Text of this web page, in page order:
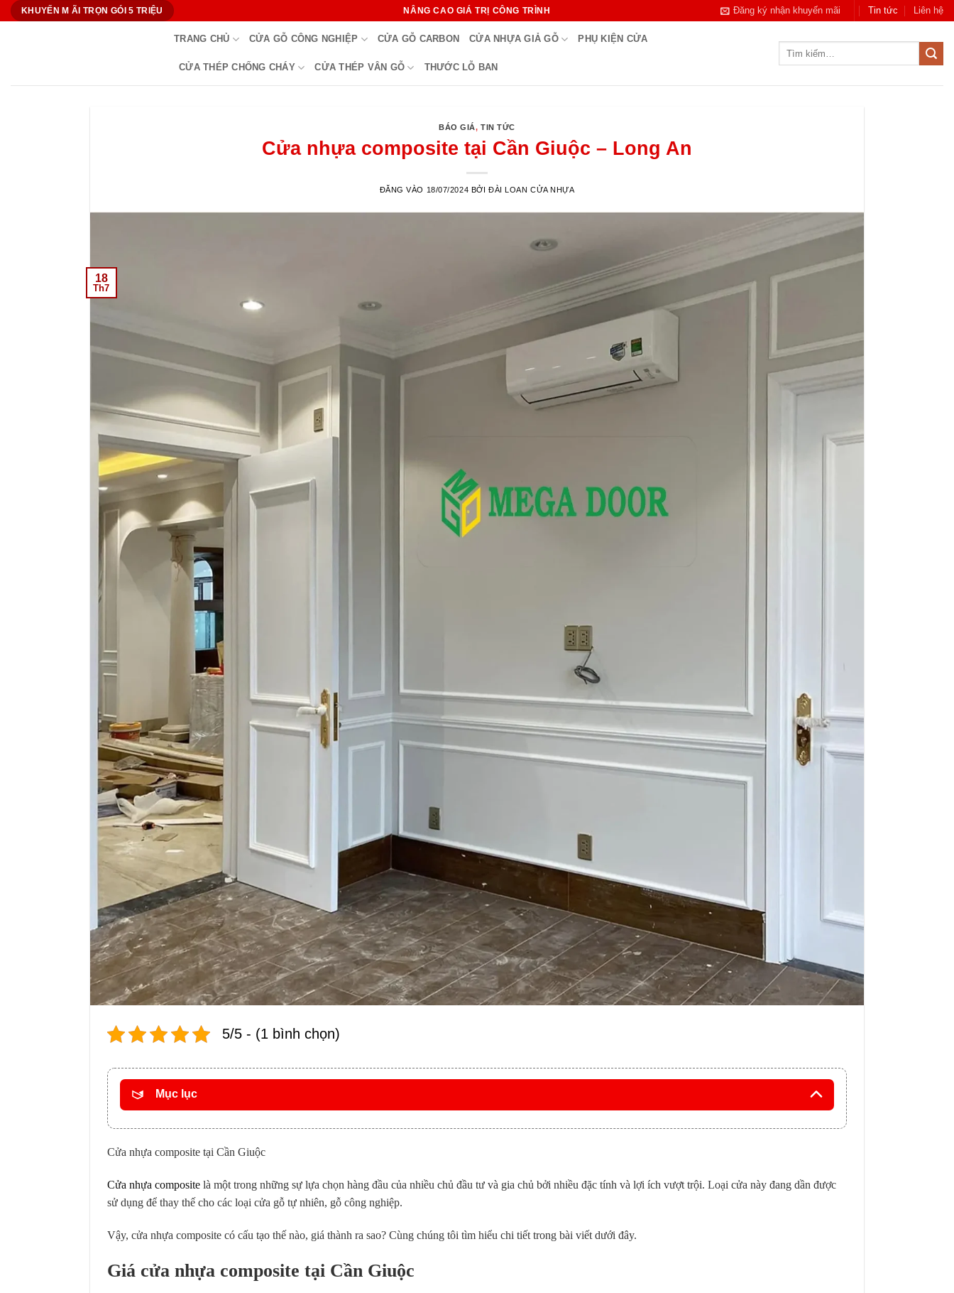
Bỏ
KHUYẾN M ÃI TRỌN GÓI 5 TRIỆU NÂNG CAO GIÁ TRỊ CÔNG TRÌNH Đăng ký nhận khuyến mãi Tin tức Liên hệ
TRANG CHỦ CỬA GỖ CÔNG NGHIỆP CỬA GỖ CARBON CỬA NHỰA GIẢ GỖ PHỤ KIỆN CỬA
CỬA THÉP CHỐNG CHÁY CỬA THÉP VÂN GỖ THƯỚC LỖ BAN
BÁO GIÁ,TIN TỨC
Cửa nhựa composite tại Cần Giuộc – Long An
ĐĂNG VÀO 18/07/2024 BỞI ĐÀI LOAN CỬA NHỰA
18
Th7
5/5 - (1 bình chọn)
Mục lục
Cửa nhựa composite tại Cần Giuộc
Cửa nhựa composite là một trong những sự lựa chọn hàng đầu của nhiều chủ đầu tư và gia chủ bởi nhiều đặc tính và lợi ích vượt trội. Loại cửa này đang dần được
sử dụng để thay thế cho các loại cửa gỗ tự nhiên, gỗ công nghiệp.
Vậy, cửa nhựa composite có cấu tạo thế nào, giá thành ra sao? Cùng chúng tôi tìm hiểu chi tiết trong bài viết dưới đây.
Giá cửa nhựa composite tại Cần Giuộc